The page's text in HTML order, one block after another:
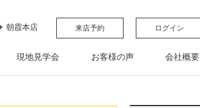
朝霞本店 来店予約 ログイン
現地見学会 お客様の声 会社概要